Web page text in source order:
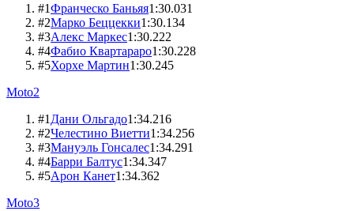
#1Франческо Баньяя1:30.031
#2Марко Беццекки1:30.134
#3Алекс Маркес1:30.222
#4Фабио Квартараро1:30.228
#5Хорхе Мартин1:30.245
Moto2
#1 Дани Ольгадо1:34.216
#2Челестино Виетти1:34.256
#3Мануэль Гонсалес1:34.291
#4Барри Балтус1:34.347
#5Арон Канет1:34.362
Moto3